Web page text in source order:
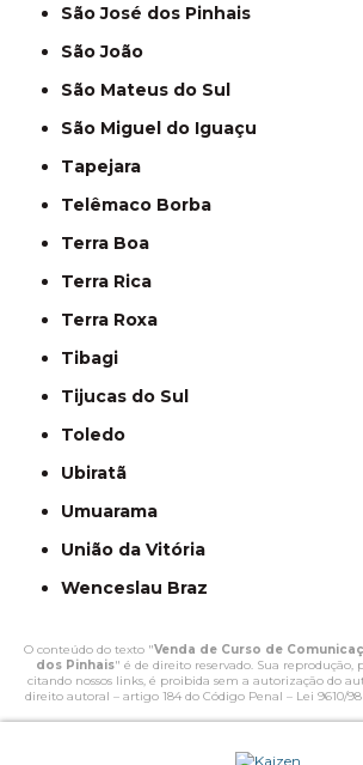
São José dos Pinhais
São João
São Mateus do Sul
São Miguel do Iguaçu
Tapejara
Telêmaco Borba
Terra Boa
Terra Rica
Terra Roxa
Tibagi
Tijucas do Sul
Toledo
Ubiratã
Umuarama
União da Vitória
Wenceslau Braz
O conteúdo do texto "Venda de Curso de
dos Pinhais" é de direito reservado. Sua
citando nossos links, é proibida sem a autorização do
direito autoral – artigo 184 do Código Penal – Lei 9610/